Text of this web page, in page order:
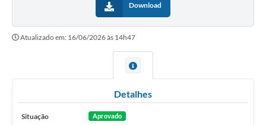
Download
Atualizado em: 16/06/2026 às 14h47
Detalhes
Situação Aprovado